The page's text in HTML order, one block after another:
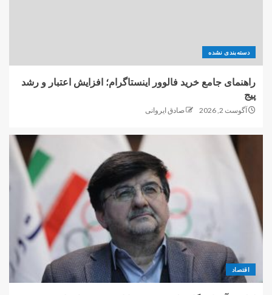
دسته‌بندی نشده
راهنمای جامع خرید فالوور اینستاگرام؛ افزایش اعتبار و رشد
پیج
آگوست 2, 2026 صادق ایروانی
اقتصاد